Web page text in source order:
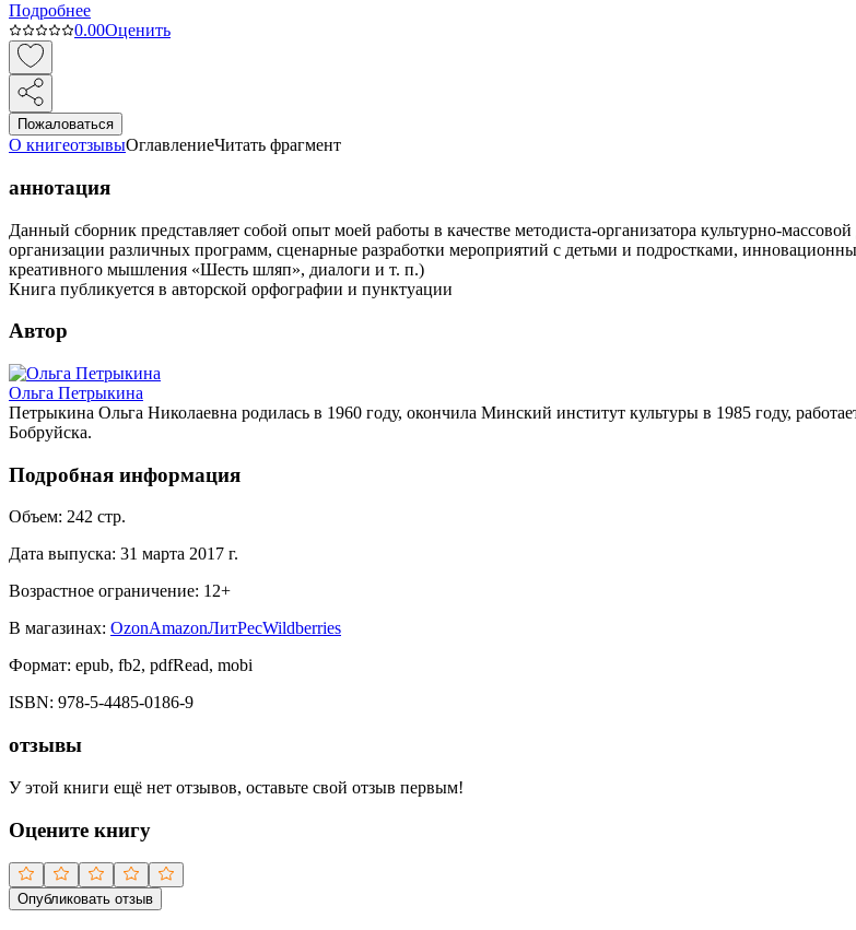
Подробнее
0.00Оценить
Пожаловаться
О книгеотзывыОглавлениеЧитать фрагмент
аннотация
Данный сборник представляет собой опыт моей работы в качестве методиста-организатора культурно-
организации различных программ, сценарные разработки мероприятий с детьми и подростками,
креативного мышления «Шесть шляп», диалоги и т. п.)
Книга публикуется в авторской орфографии и пунктуации
Автор
Ольга Петрыкина
Петрыкина Ольга Николаевна родилась в 1960 году, окончила Минский институт культуры в 1985 году,
Бобруйска.
Подробная информация
Объем: 242 стр.
Дата выпуска: 31 марта 2017 г.
Возрастное ограничение: 12+
В магазинах: OzonAmazonЛитРесWildberries
Формат: epub, fb2, pdfRead, mobi
ISBN: 978-5-4485-0186-9
отзывы
У этой книги ещё нет отзывов, оставьте свой отзыв первым!
Оцените книгу
Опубликовать отзыв